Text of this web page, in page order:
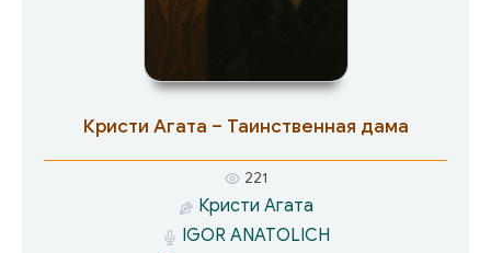
Кристи Агата – Таинственная дама
221
Кристи Агата
IGOR ANATOLICH